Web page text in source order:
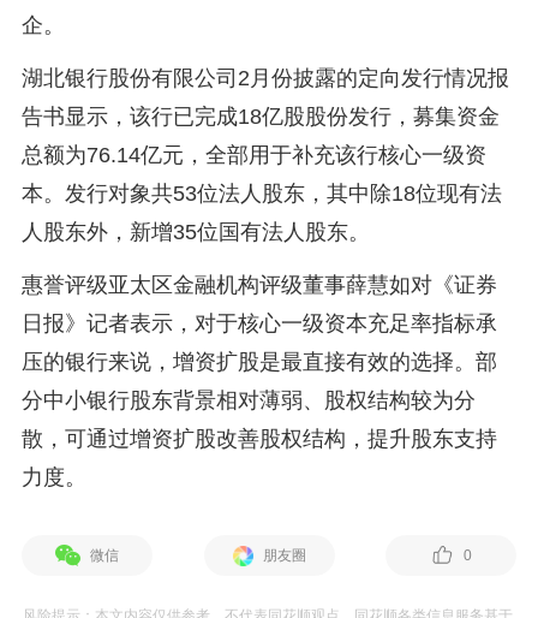
企。
湖北银行股份有限公司2月份披露的定向发行情况报
告书显示，该行已完成18亿股股份发行，募集资金
总额为76.14亿元，全部用于补充该行核心一级资
本。发行对象共53位法人股东，其中除18位现有法
人股东外，新增35位国有法人股东。
惠誉评级亚太区金融机构评级董事薛慧如对《证券
日报》记者表示，对于核心一级资本充足率指标承
压的银行来说，增资扩股是最直接有效的选择。部
分中小银行股东背景相对薄弱、股权结构较为分
散，可通过增资扩股改善股权结构，提升股东支持
力度。
微信 朋友圈 0